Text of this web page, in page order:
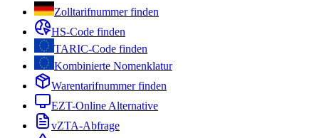
Zolltarifnummer finden
HS-Code finden
TARIC-Code finden
Kombinierte Nomenklatur
Warentarifnummer finden
EZT-Online Alternative
vZTA-Abfrage